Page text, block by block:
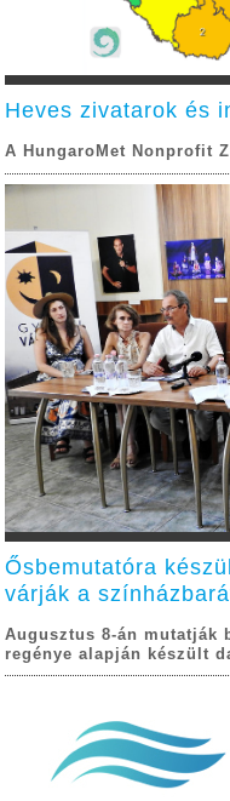
Heves zivatarok és
A HungaroMet Nonprofit
Ősbemutatóra
várják a
Augusztus 8-án mutatják
regénye alapján készült